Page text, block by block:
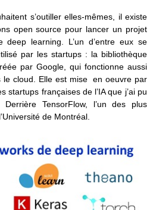
s’outiller elles-mêmes, il existe
open source pour lancer un projet
deep learning. L’un d’entre eux se
par les startups : la bibliothèque
par Google, qui fonctionne aussi
le cloud. Elle est mise en oeuvre par
startups françaises de l’IA que j’ai pu
TensorFlow, l’un des plus
de Montréal.